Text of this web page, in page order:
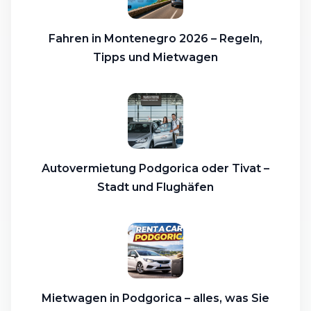
Fahren in Montenegro 2026 – Regeln,
Tipps und Mietwagen
Autovermietung Podgorica oder Tivat –
Stadt und Flughäfen
Mietwagen in Podgorica – alles, was Sie